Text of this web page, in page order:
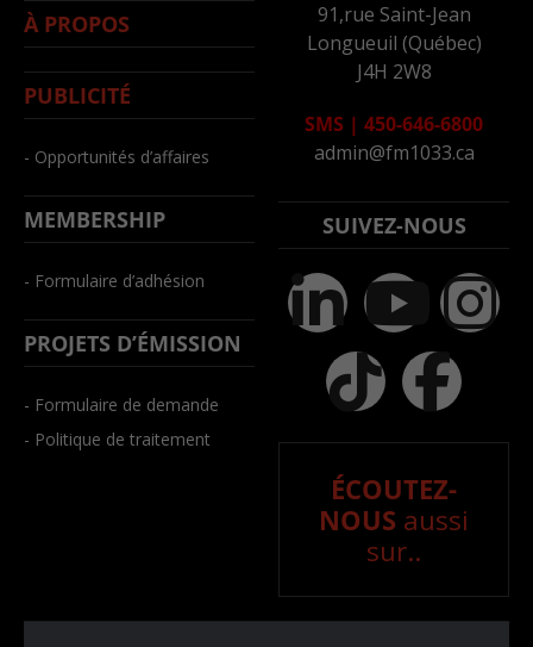
À PROPOS
PUBLICITÉ
- Opportunités d’affaires
MEMBERSHIP
- Formulaire d’adhésion
PROJETS D’ÉMISSION
- Formulaire de demande
- Politique de traitement
91,rue Saint-Jean
Longueuil (Québec)
J4H 2W8
SMS | 450-646-6800
admin@fm1033.ca
SUIVEZ-NOUS
ÉCOUTEZ-
NOUS aussi
sur..